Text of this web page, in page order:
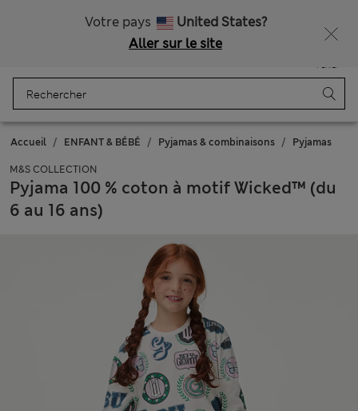
Votre pays
United States?
Aller sur le site
Panier
Accueil ENFANT & BÉBÉ Pyjamas & combinaisons Pyjamas
M&S COLLECTION
Pyjama 100 % coton à motif Wicked™ (du
6 au 16 ans)